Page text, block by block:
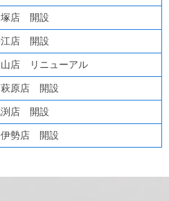
店 開設
店 開設
店 リニューアル
原店 開設
店 開設
勢店 開設